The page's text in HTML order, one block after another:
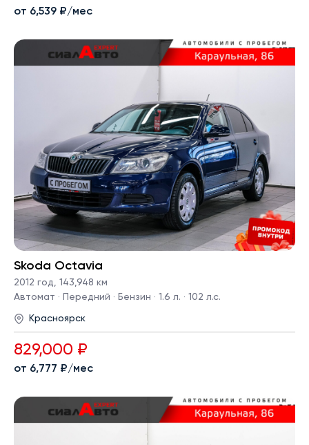
от 6,539 ₽/мес
Skoda Octavia
2012 год, 143,948 км
Автомат · Передний · Бензин · 1.6 л. · 102 л.с.
Красноярск
829,000 ₽
от 6,777 ₽/мес